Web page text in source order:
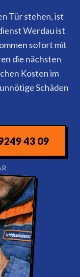
Tür stehen, ist
Werdau ist
sofort mit
die nächsten
Kosten im
Schäden
43 09